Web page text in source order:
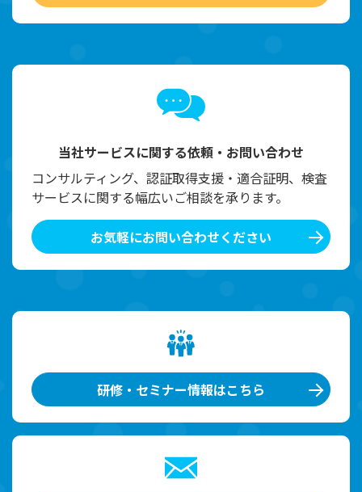
当社サービスに関する依頼・お問い合わせ
コンサルティング、認証取得支援・適合証明、検査
サービスに関する幅広いご相談を承ります。
お気軽にお問い合わせください
研修・セミナー情報はこちら